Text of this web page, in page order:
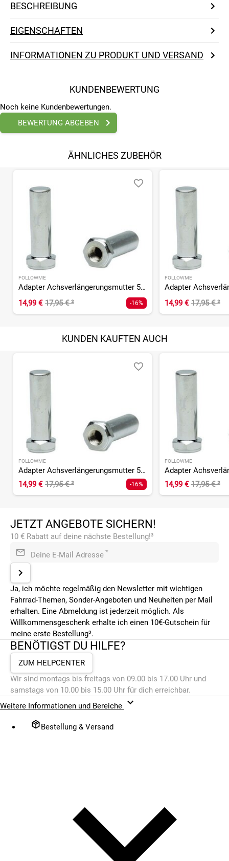
BESCHREIBUNG
EIGENSCHAFTEN
INFORMATIONEN ZU PRODUKT UND VERSAND
KUNDENBEWERTUNG
Noch keine Kundenbewertungen.
BEWERTUNG ABGEBEN
ÄHNLICHES ZUBEHÖR
FOLLOWME
Adapter Achsverlängerungsmutter 5/16 - ein Paar
14,99 € 17,95 €² -16%
FOLLOWME
14,99 € 17,95 €²
KUNDEN KAUFTEN AUCH
FOLLOWME
Adapter Achsverlängerungsmutter 5/16 - ein Paar
14,99 € 17,95 €² -16%
FOLLOWME
14,99 € 17,95 €²
JETZT ANGEBOTE SICHERN!
10 € Rabatt auf deine nächste Bestellung!³
Deine E-Mail Adresse *
Ja, ich möchte regelmäßig den Newsletter mit wichtigen
Fahrrad-Themen, Sonder-Angeboten und Neuheiten per Mail
erhalten. Eine Abmeldung ist jederzeit möglich. Als
Willkommensgeschenk erhalte ich einen 10€-Gutschein für
meine erste Bestellung³.
BENÖTIGST DU HILFE?
ZUM HELPCENTER
Wir sind montags bis freitags von 09.00 bis 17.00 Uhr und
samstags von 10.00 bis 15.00 Uhr für dich erreichbar.
Weitere Informationen und Bereiche
Bestellung & Versand